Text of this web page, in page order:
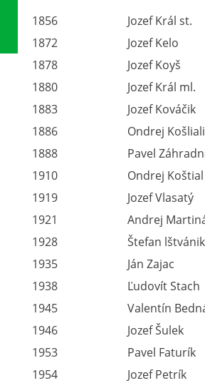
1856
Jozef Král st.
1872
Jozef Kelo
1878
Jozef Koyš
1880
Jozef Král ml.
1883
Jozef Kováčik
1886
Ondrej
1888
Pavel
1910
Ondrej Koštial
1919
Jozef Vlasatý
1921
Andrej
1928
Štefan lštvánik
1935
Ján Zajac
1938
Ľudovít Stach
1945
Valentín
1946
Jozef Šulek
1953
Pavel Faturík
1954
Jozef Petrík